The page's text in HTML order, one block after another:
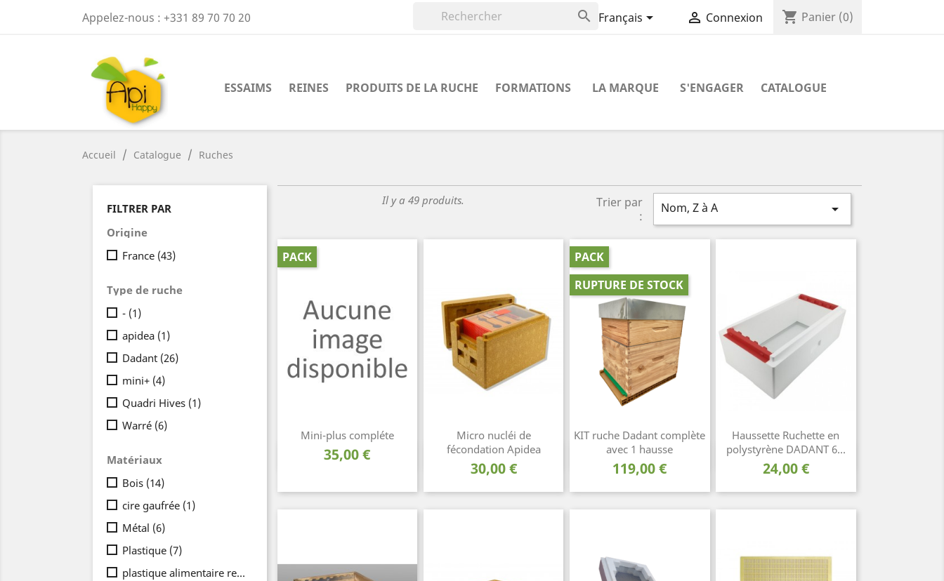
Appelez-nous : +331 89 70 70 20  Français  Connexion shopping_cart Panier (0)
ESSAIMS REINES PRODUITS DE LA RUCHE FORMATIONS LA MARQUE S'ENGAGER CATALOGUE
Accueil Catalogue Ruches
FILTRER PAR
Origine
France (43)
Type de ruche
- (1)
apidea (1)
Dadant (26)
mini+ (4)
Quadri Hives (1)
Warré (6)
Matériaux
Bois (14)
cire gaufrée (1)
Métal (6)
Plastique (7)
plastique alimentaire recyclable
Il y a 49 produits.
Trier par
:
Nom, Z à A 
Mini-plus compléte
Prix
35,00 €
PACK
Aperçu rapide
Micro nucléi de
fécondation Apidea
Prix
30,00 €
Aperçu rapide
KIT ruche Dadant complète
avec 1 hausse
Prix
119,00 €
PACK
RUPTURE DE STOCK
Aperçu rapide
Haussette Ruchette en
polystyrène DADANT 6...
Prix
24,00 €
Aperçu rapide